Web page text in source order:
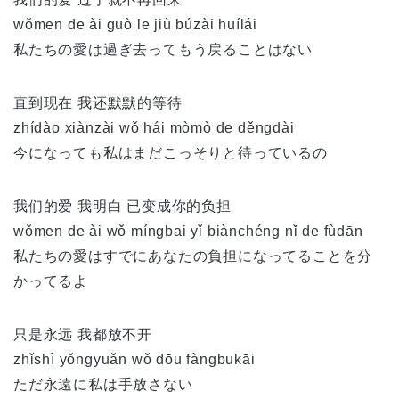
wǒmen de ài guò le jiù búzài huílái
私たちの愛は過ぎ去ってもう戻ることはない
直到现在 我还默默的等待
zhídào xiànzài wǒ hái mòmò de děngdài
今になっても私はまだこっそりと待っているの
我们的爱 我明白 已变成你的负担
wǒmen de ài wǒ míngbai yǐ biànchéng nǐ de fùdān
私たちの愛はすでにあなたの負担になってることを分
かってるよ
只是永远 我都放不开
zhǐshì yǒngyuǎn wǒ dōu fàngbukāi
ただ永遠に私は手放さない